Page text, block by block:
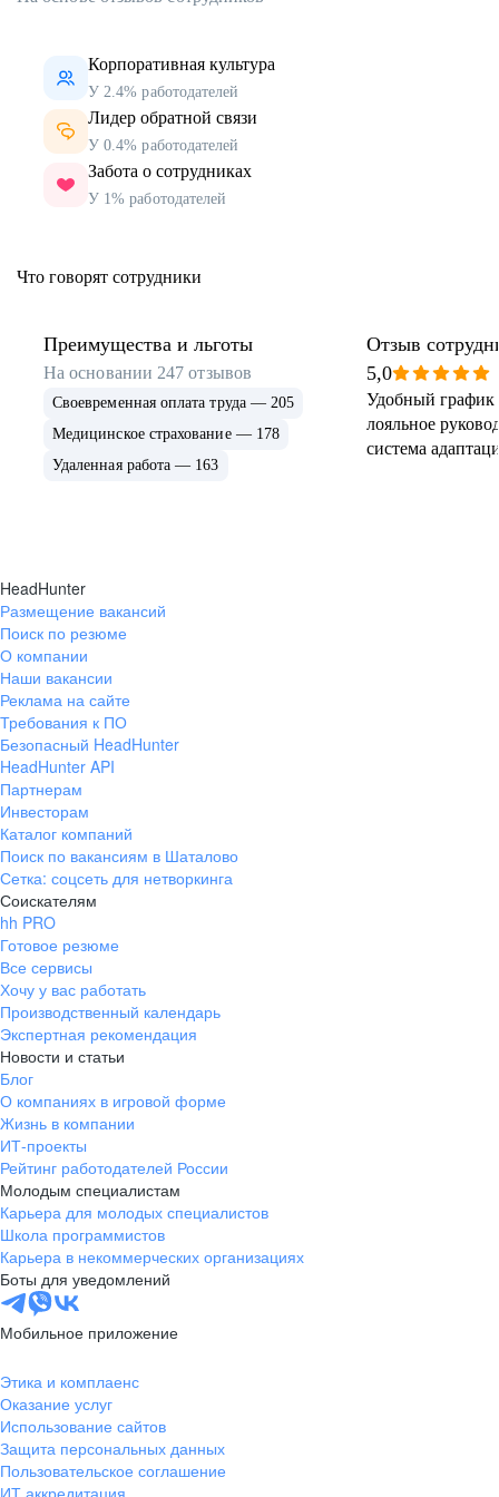
Корпоративная культура
У 2.4% работодателей
Лидер обратной связи
У 0.4% работодателей
Забота о сотрудниках
У 1% работодателей
Что говорят сотрудники
Преимущества и льготы
На основании 247 отзывов
Своевременная оплата труда — 205
Медицинское страхование — 178
Удаленная работа — 163
Отзыв
5,0
Удобный график
лояльное
система
HeadHunter
Размещение вакансий
Поиск по резюме
О компании
Наши вакансии
Реклама на сайте
Требования к ПО
Безопасный HeadHunter
HeadHunter API
Партнерам
Инвесторам
Каталог компаний
Поиск по вакансиям в Шаталово
Сетка: соцсеть для нетворкинга
Соискателям
hh PRO
Готовое резюме
Все сервисы
Хочу у вас работать
Производственный календарь
Экспертная рекомендация
Новости и статьи
Блог
О компаниях в игровой форме
Жизнь в компании
ИТ-проекты
Рейтинг работодателей России
Молодым специалистам
Карьера для молодых специалистов
Школа программистов
Карьера в некоммерческих организациях
Боты для уведомлений
Мобильное приложение
Этика и комплаенс
Оказание услуг
Использование сайтов
Защита персональных данных
Пользовательское соглашение